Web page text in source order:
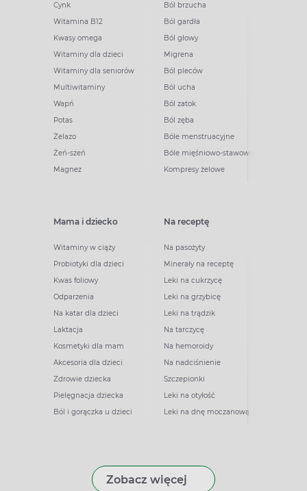
Cynk
Witamina B12
Kwasy omega
Witaminy dla dzieci
Witaminy dla seniorów
Multiwitaminy
Wapń
Potas
Żelazo
Żeń-szeń
Magnez
Ból brzucha
Ból gardła
Ból głowy
Migrena
Ból pleców
Ból ucha
Ból zatok
Ból zęba
Bóle menstruacyjne
Bóle mięśniowo-stawowe
Kompresy żelowe
Mama i dziecko
Witaminy w ciąży
Probiotyki dla dzieci
Kwas foliowy
Odparzenia
Na katar dla dzieci
Laktacja
Kosmetyki dla mam
Akcesoria dla dzieci
Zdrowie dziecka
Pielęgnacja dziecka
Ból i gorączka u dzieci
Na receptę
Na pasożyty
Minerały na receptę
Leki na cukrzycę
Leki na grzybicę
Leki na trądzik
Na tarczycę
Na hemoroidy
Na nadciśnienie
Szczepionki
Leki na otyłość
Leki na dnę moczanową
Zobacz więcej